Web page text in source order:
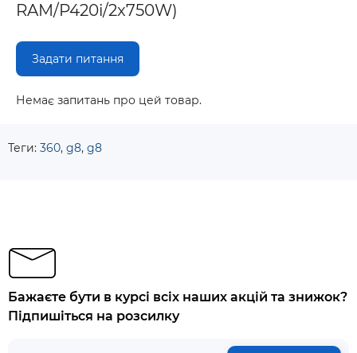
RAM/P420i/2x750W)
Задати питання
Немає запитань про цей товар.
Теги: 360, g8, g8
Бажаєте бути в курсі всіх наших акцій та знижок?
Підпишіться на розсилку